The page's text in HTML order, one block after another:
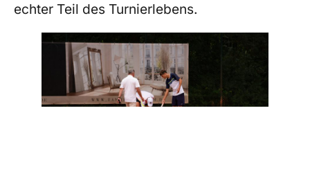
echter Teil des Turnierlebens.